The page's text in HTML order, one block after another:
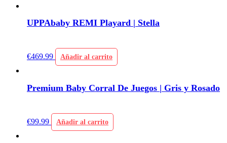
UPPAbaby REMI Playard | Stella
€469.99 Añadir al carrito
Premium Baby Corral De Juegos | Gris y Rosado
€99.99 Añadir al carrito